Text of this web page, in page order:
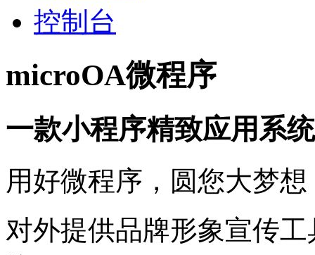
控制台
microOA微程序
一款小程序精致应用系统
用好微程序，圆您大梦想
对外提供品牌形象宣传